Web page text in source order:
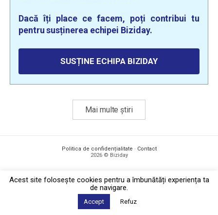
Dacă îți place ce facem, poți contribui tu
pentru susținerea echipei Biziday.
SUSȚINE ECHIPA BIZIDAY
Mai multe știri
Politica de confidențialitate · Contact
2026 © Biziday
Acest site foloseşte cookies pentru a îmbunătăți experiența ta
de navigare.
Accept Refuz